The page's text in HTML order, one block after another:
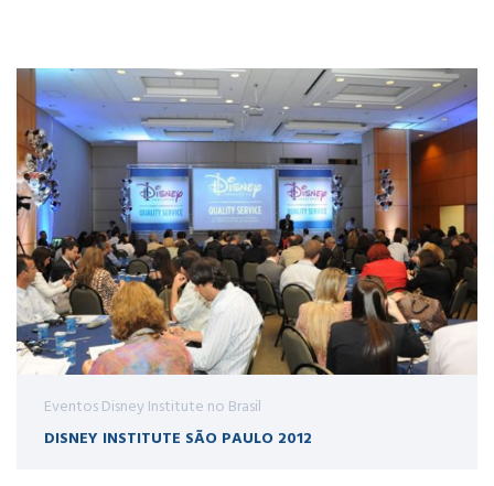
Eventos Disney Institute no Brasil
DISNEY INSTITUTE SÃO PAULO 2012